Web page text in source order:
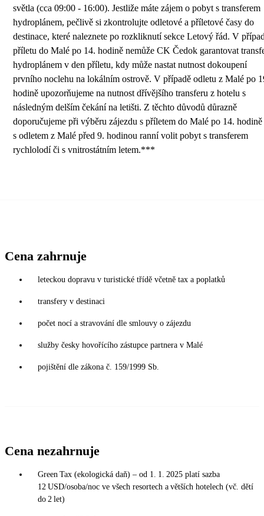
světla (cca 09:00 - 16:00). Jestliže máte zájem o pobyt s transferem
hydroplánem, pečlivě si zkontrolujte odletové a příletové časy do
destinace, které naleznete po rozkliknutí sekce Letový řád. V
příletu do Malé po 14. hodině nemůže CK Čedok garantovat
hydroplánem v den příletu, kdy může nastat nutnost dokoupení
prvního noclehu na lokálním ostrově. V případě odletu z Malé po
hodině upozorňujeme na nutnost dřívějšího transferu z hotelu s
následným delším čekání na letišti. Z těchto důvodů důrazně
doporučujeme při výběru zájezdu s příletem do Malé po 14.
s odletem z Malé před 9. hodinou ranní volit pobyt s transferem
rychlolodí či s vnitrostátním letem.***
Cena zahrnuje
leteckou dopravu v turistické třídě včetně tax a poplatků
transfery v destinaci
počet nocí a stravování dle smlouvy o zájezdu
služby česky hovořícího zástupce partnera v Malé
pojištění dle zákona č. 159/1999 Sb.
Cena nezahrnuje
Green Tax (ekologická daň) – od 1. 1. 2025 platí sazba
12 USD/osoba/noc ve všech resortech a větších hotelech (vč. dětí
do 2 let)